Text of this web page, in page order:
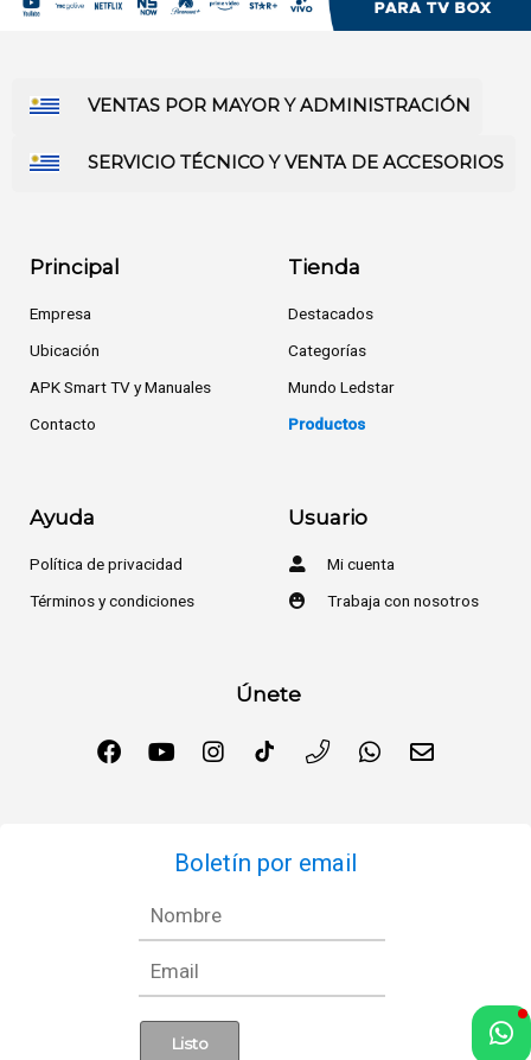
VENTAS POR MAYOR Y ADMINISTRACIÓN
SERVICIO TÉCNICO Y VENTA DE ACCESORIOS
Principal
Empresa
Ubicación
APK Smart TV y Manuales
Contacto
Tienda
Destacados
Categorías
Mundo Ledstar
Productos
Ayuda
Política de privacidad
Términos y condiciones
Usuario
Mi cuenta
Trabaja con nosotros
Únete
Boletín por email